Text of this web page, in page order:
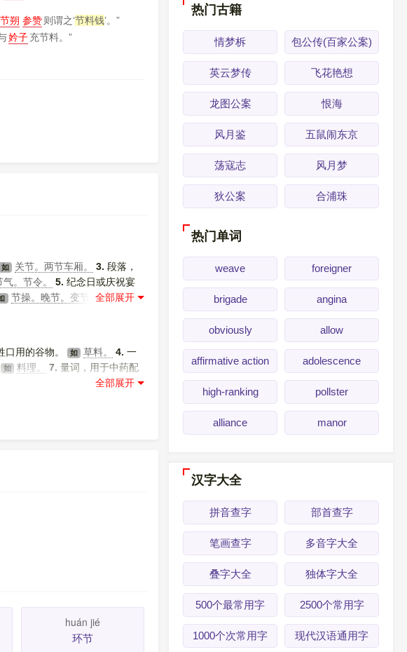
节朔 参赞则谓之‘节料钱’。”
妗子充节料。”
如 关节。两节车厢。 3. 段落，
气。节令。 5. 纪念日或庆祝宴
节操。晚节。变节。高风亮节
口用的谷物。 如 草料。 4. 一
如 料理。 7. 量词，用于中药配
huán jié
环节
热门古籍
情梦柝 包公传(百家公案)
英云梦传 飞花艳想
龙图公案 恨海
风月鉴 五鼠闹东京
荡寇志 风月梦
狄公案 合浦珠
热门单词
weave foreigner
brigade angina
obviously allow
affirmative action adolescence
high-ranking pollster
alliance manor
汉字大全
拼音查字 部首查字
笔画查字 多音字大全
叠字大全 独体字大全
500个最常用字 2500个常用字
1000个次常用字 现代汉语通用字